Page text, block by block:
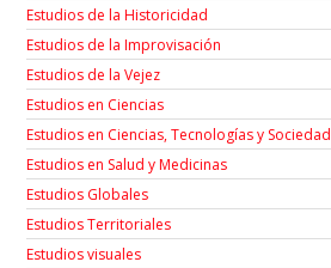
Estudios de la Historicidad
Estudios de la Improvisación
Estudios de la Vejez
Estudios en Ciencias
Estudios en Ciencias, Tecnologías y Sociedad
Estudios en Salud y Medicinas
Estudios Globales
Estudios Territoriales
Estudios visuales